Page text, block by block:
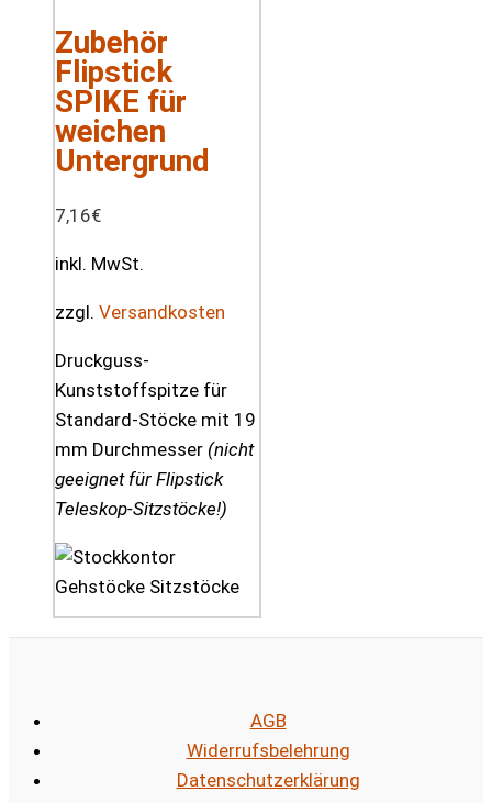
Zubehör
Flipstick
SPIKE für
weichen
Untergrund
7,16€
inkl. MwSt.
zzgl. Versandkosten
Druckguss-
Kunststoffspitze für
Standard-Stöcke mit 19
mm Durchmesser (nicht
geeignet für Flipstick
Teleskop-Sitzstöcke!)
AGB
Widerrufsbelehrung
Datenschutzerklärung